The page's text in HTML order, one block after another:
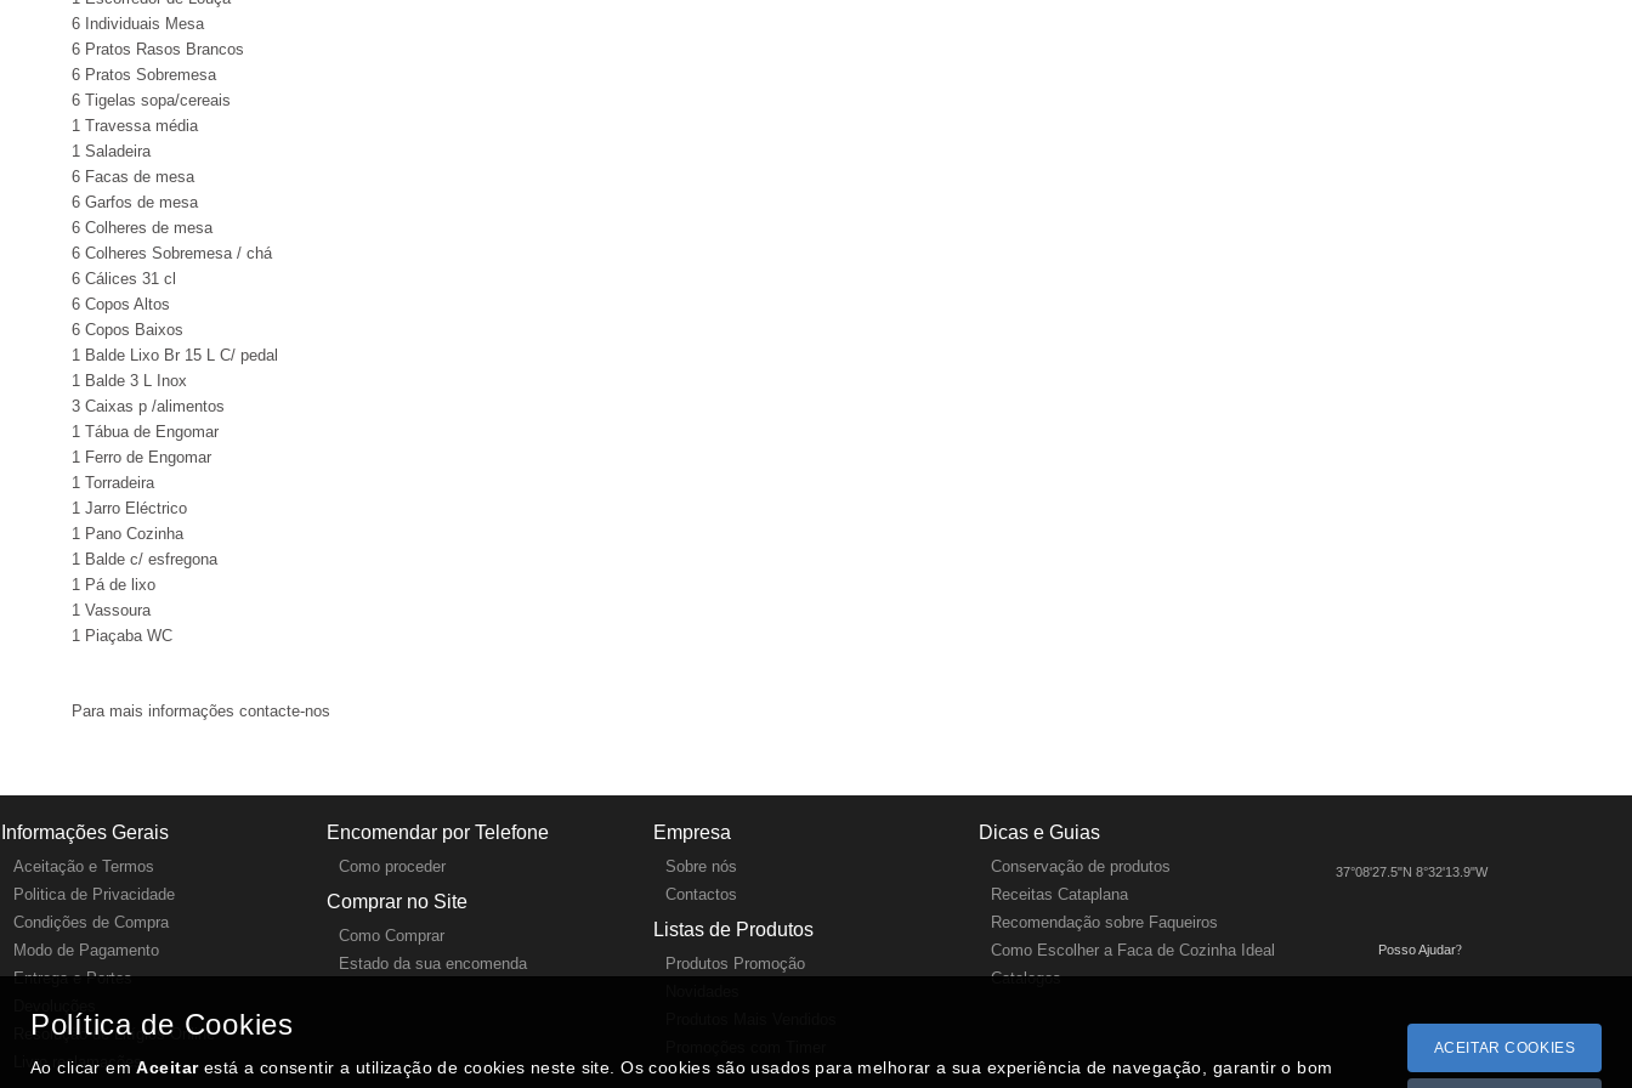
6 Individuais Mesa
6 Pratos Rasos Brancos
6 Pratos Sobremesa
6 Tigelas sopa/cereais
1 Travessa média
1 Saladeira
6 Facas de mesa
6 Garfos de mesa
6 Colheres de mesa
6 Colheres Sobremesa / chá
6 Cálices 31 cl
6 Copos Altos
6 Copos Baixos
1 Balde Lixo Br 15 L C/ pedal
1 Balde 3 L Inox
3 Caixas p /alimentos
1 Tábua de Engomar
1 Ferro de Engomar
1 Torradeira
1 Jarro Eléctrico
1 Pano Cozinha
1 Balde c/ esfregona
1 Pá de lixo
1 Vassoura
1 Piaçaba WC
Para mais informações contacte-nos
Informações Gerais
Aceitação e Termos
Politica de Privacidade
Condições de Compra
Modo de Pagamento
Entrega e Portes
Resolução de Litígios Online
Livro reclamações
Encomendar por Telefone
Como proceder
Comprar no Site
Como Comprar
Estado da sua encomenda
Empresa
Sobre nós
Contactos
Listas de Produtos
Produtos Promoção
Dicas e Guias
Conservação de produtos
Receitas Cataplana
Recomendação sobre Faqueiros
Como Escolher a Faca de Cozinha Ideal
Catalogos
37°08'27.5"N 8°32'13.9"W
Posso Ajudar?
Política de Cookies
Ao clicar emAceitarestá a consentir a utilização de cookies neste site. Os cookies são usados para melhorar a sua experiência de navegação, garantir o bom
ACEITAR COOKIES